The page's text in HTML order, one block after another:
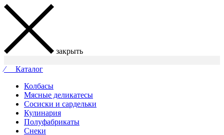
закрыть
⁄ Каталог
Колбасы
Мясные деликатесы
Сосиски и сардельки
Кулинария
Полуфабрикаты
Снеки